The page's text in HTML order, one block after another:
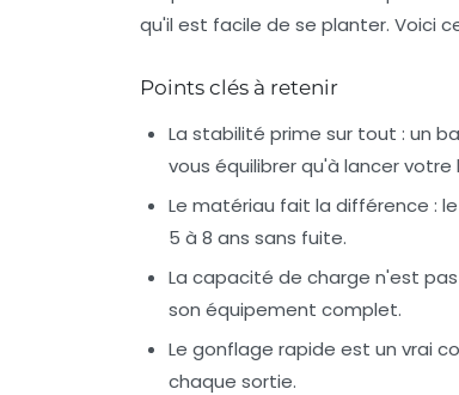
qu'il est facile de se planter. Voici
Points clés à retenir
La stabilité prime sur tout : un
vous équilibrer qu'à lancer votre
Le matériau fait la différence :
5 à 8 ans sans fuite.
La capacité de charge n'est
son équipement complet.
Le gonflage rapide est un vrai
chaque sortie.